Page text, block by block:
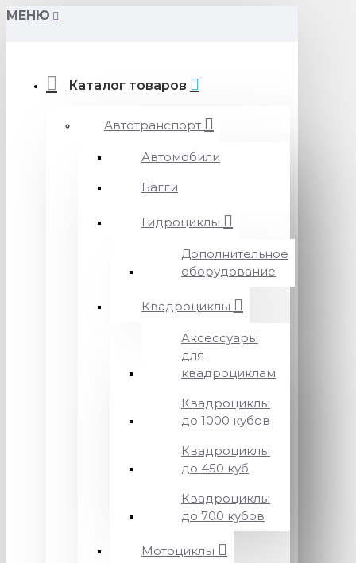
МЕНЮ
Каталог товаров
Автотранспорт
Автомобили
Багги
Гидроциклы
Дополнительное
оборудование
Квадроциклы
Аксессуары
для
квадроциклам
Квадроциклы
до 1000 кубов
Квадроциклы
до 450 куб
Квадроциклы
до 700 кубов
Мотоциклы